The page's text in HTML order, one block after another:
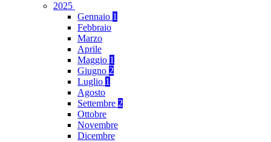
2025
Gennaio 1
Febbraio
Marzo
Aprile
Maggio 1
Giugno 2
Luglio 1
Agosto
Settembre 2
Ottobre
Novembre
Dicembre